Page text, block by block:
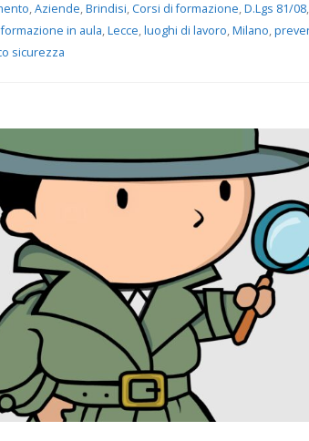
,Aziende,Brindisi,Corsi di formazione,D.Lgs 81/08,
formazione in aula,Lecce,luoghi di lavoro,Milano,
sicurezza
Contaminanti chimici negli
alimenti: il nuovo
regolamento europeo che
abroga il Reg. CE n. 1881/2006
23 Maggio 2023
Uova: aspetti nutrizionali ed
igienico-sanitari
8 Maggio 2023
11 Aprile